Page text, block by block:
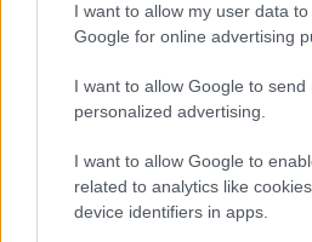
I want to allow my user data
Google for online advertising
I want to allow Google to send
personalized advertising.
I want to allow Google to
related to analytics like
device identifiers in apps.
Stranded
Groove, απλότητα και